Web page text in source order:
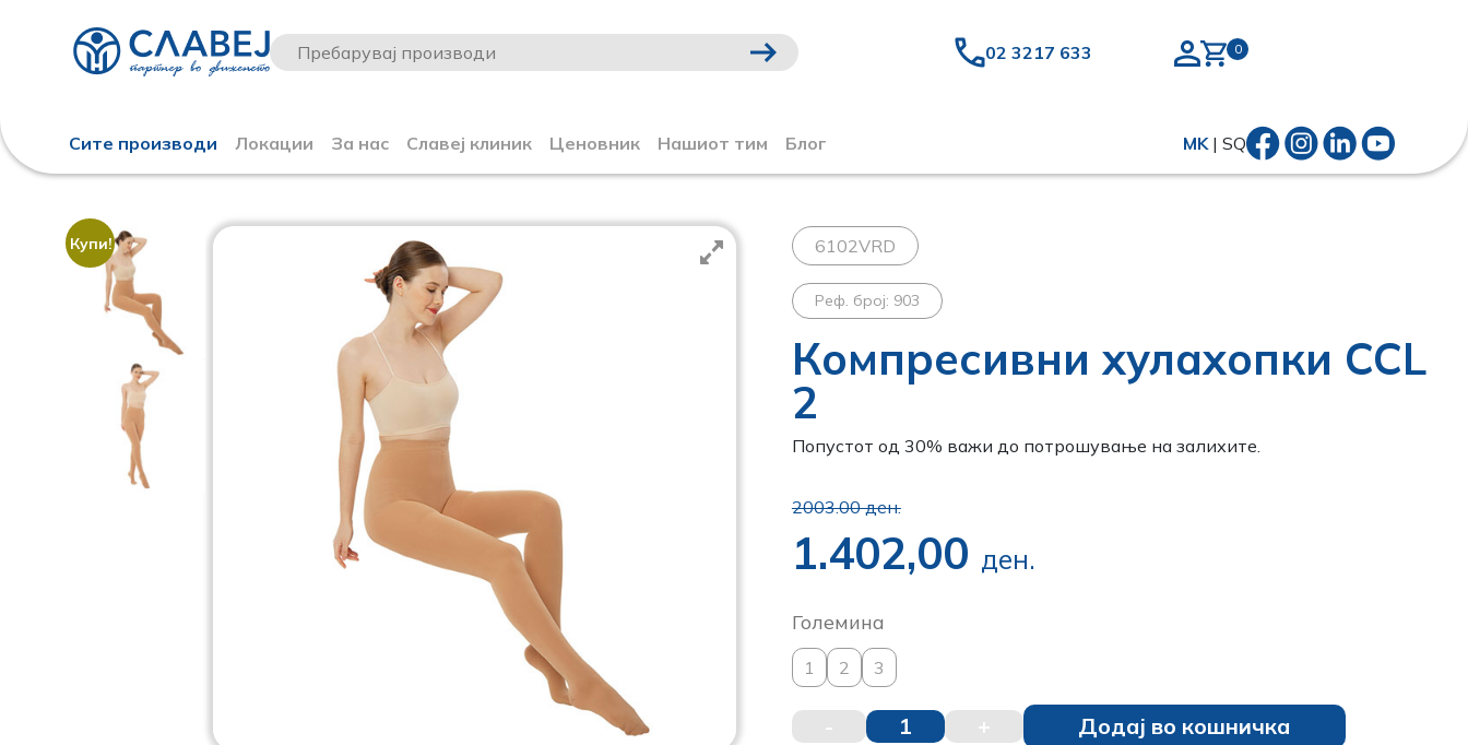
02 3217 633
Сите производи Локации За нас Славеј клиник Ценовник Нашиот тим Блог MK| SQ
Купи! 6102VRD
Реф. број: 903
Компресивни хулахопки CCL
2
Попустот од 30% важи до потрошување на залихите.
2003.00 ден.
1.402,00 ден.
Големина
1 2 3
- 1 + Додај во кошничка